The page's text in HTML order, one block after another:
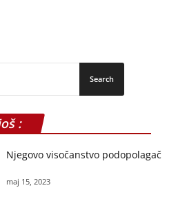
:
Njegovo visočanstvo podopolagač
maj 15, 2023